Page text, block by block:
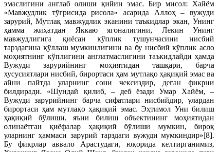
эмаслигини англаб олиши қийин эмас. Бир мисол: Хайём
«Мавжудлик тўғрисида рисола» асарида Аллоҳ – вужуди
зарурий, Мутлақ мавжудлик эканини таъкидлар экан, Унинг
ҳамма жиҳатдан Яккаю ягоналигини, Лекин Унинг
мавжудлигига қиёсан кўплик тушунчасини нисбий
тарздагина қўллаш мумкинлигини ва бу нисбий кўплик асло
моҳиятнинг кўплигини англатмаслигини таъкидлайди ҳамда
Вужуди зарурийнинг моҳиятидан ташқари, барча
хусусиятлари нисбий, бирортаси ҳам мутлақо ҳақиқий эмас ва
айни пайтда уларнинг сони чексиздир, деган фикрни
билдиради. «Шундай қилиб, – деб ёзади Умар Хайём, –
Вужуди зарурийнинг барча сифатлари нисбийдир, улардан
бирортаси ҳам мутлақо ҳақиқий эмас. Эҳтимол Уни билиш
ҳақиқий бўлиши, яъни билиш объектининг моҳиятидан
олинаётган қиёфалар ҳақиқий бўлиши мумкин, бироқ
уларнинг ҳаммаси зарурий тарздаги вужуди мумкиндир»[8].
Бу фикрлар аввало Арастудаги, юқорида келтирганимиз,